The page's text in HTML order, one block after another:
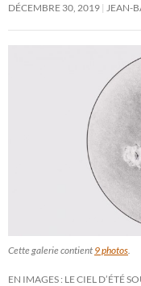
DÉCEMBRE 30, 2019
JEAN-
Cette galerie contient 9 photos
EN IMAGES : LE CIEL D’ÉTÉ